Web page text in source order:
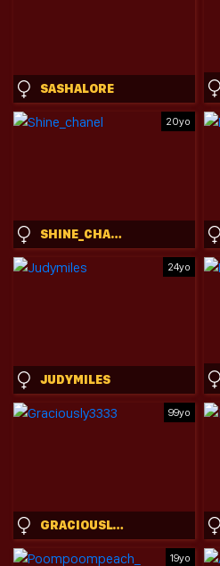
SASHALORE
20yo
SHINE_CHANEL
24yo
JUDYMILES
99yo
GRACIOUSLY3333
19yo